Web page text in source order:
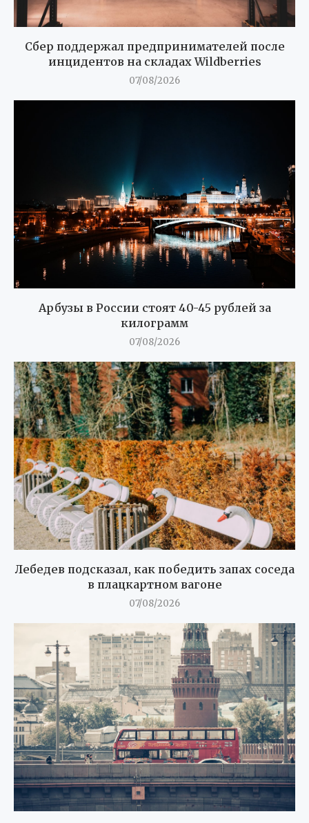
Сбер поддержал предпринимателей после
инцидентов на складах Wildberries
07/08/2026
Арбузы в России стоят 40-45 рублей за
килограмм
07/08/2026
Лебедев подсказал, как победить запах соседа
в плацкартном вагоне
07/08/2026